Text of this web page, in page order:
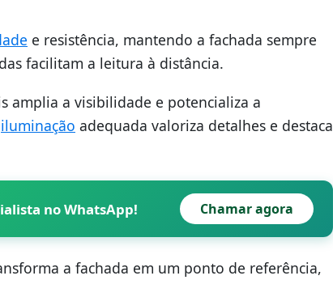
e resistência, mantendo a fachada sempre
facilitam a leitura à distância.
amplia a visibilidade e potencializa a
iluminação adequada valoriza detalhes e destaca
no WhatsApp! Chamar agora
a fachada em um ponto de referência,